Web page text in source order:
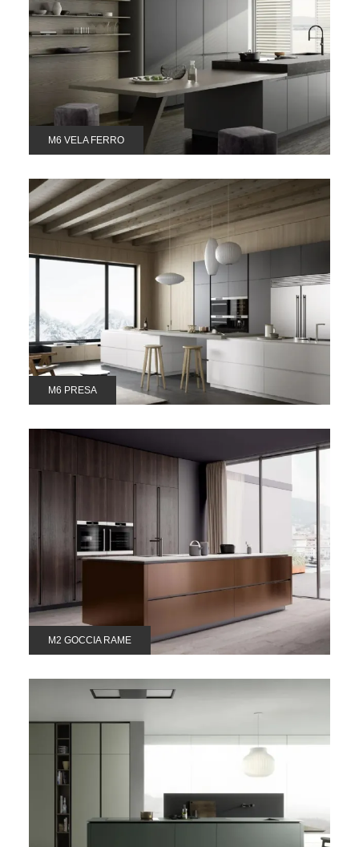
M6 VELA FERRO
M6 PRESA
M2 GOCCIA RAME